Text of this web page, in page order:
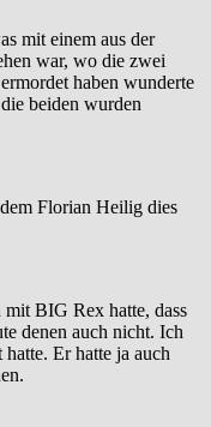
mit einem aus der
war, wo die zwei
haben wunderte
beiden wurden
Florian Heilig dies
BIG Rex hatte, dass
denen auch nicht. Ich
hatte. Er hatte ja auch